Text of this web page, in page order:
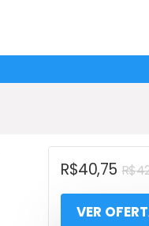
R$
R$40,75
VER